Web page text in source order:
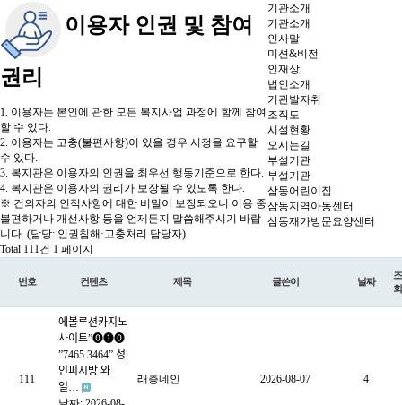
기관소개
기관소개
인사말
미션&비전
인재상
법인소개
기관발자취
조직도
시설현황
오시는길
부설기관
부설기관
삼동어린이집
삼동지역아동센터
삼동재가방문요양센터
이용자 인권 및 참여
권리
1. 이용자는 본인에 관한 모든 복지사업 과정에 함께 참여
할 수 있다.
2. 이용자는 고충(불편사항)이 있을 경우 시정을 요구할
수 있다.
3. 복지관은 이용자의 인권을 최우선 행동기준으로 한다.
4. 복지관은 이용자의 권리가 보장될 수 있도록 한다.
※ 건의자의 인적사항에 대한 비밀이 보장되오니 이용 중
불편하거나 개선사항 등을 언제든지 말씀해주시기 바랍
니다. (담당: 인권침해·고충처리 담당자)
Total 111건 1 페이지
번호 컨텐츠 제목 글쓴이 날짜
조
회
111
에볼루션카­지노
사이트”⓿❶⓿
”7465.3464” 성
인피시방 와
일…
래층네인 2026-08-07 4